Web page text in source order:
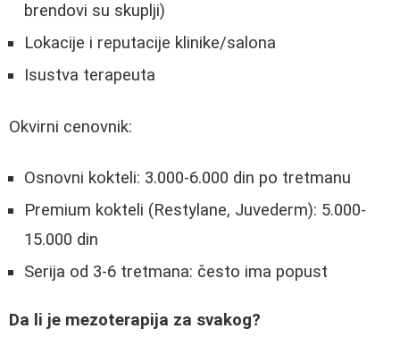
brendovi su skuplji)
Lokacije i reputacije klinike/salona
Isustva terapeuta
Okvirni cenovnik:
Osnovni kokteli: 3.000-6.000 din po tretmanu
Premium kokteli (Restylane, Juvederm): 5.000-
15.000 din
Serija od 3-6 tretmana: često ima popust
Da li je mezoterapija za svakog?